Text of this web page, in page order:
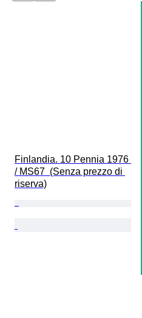
Finlandia. 10 Pennia 1976
/ MS67  (Senza prezzo di
riserva)